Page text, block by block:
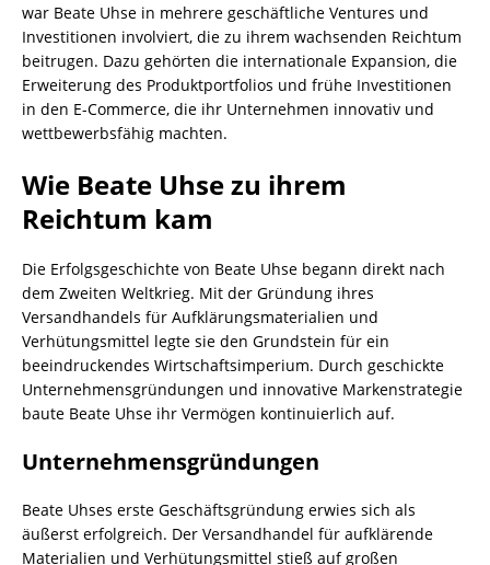
war Beate Uhse in mehrere geschäftliche Ventures und
Investitionen involviert, die zu ihrem wachsenden Reichtum
beitrugen. Dazu gehörten die internationale Expansion, die
Erweiterung des Produktportfolios und frühe Investitionen
in den E-Commerce, die ihr Unternehmen innovativ und
wettbewerbsfähig machten.
Wie Beate Uhse zu ihrem
Reichtum kam
Die Erfolgsgeschichte von Beate Uhse begann direkt nach
dem Zweiten Weltkrieg. Mit der Gründung ihres
Versandhandels für Aufklärungsmaterialien und
Verhütungsmittel legte sie den Grundstein für ein
beeindruckendes Wirtschaftsimperium. Durch geschickte
Unternehmensgründungen und innovative Markenstrategie
baute Beate Uhse ihr Vermögen kontinuierlich auf.
Unternehmensgründungen
Beate Uhses erste Geschäftsgründung erwies sich als
äußerst erfolgreich. Der Versandhandel für aufklärende
Materialien und Verhütungsmittel stieß auf großen